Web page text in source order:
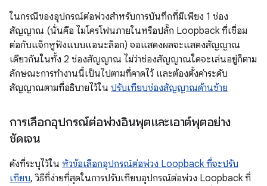
ในกรณีของอุปกรณ์ต่อพ่วงสำหรับการบันทึกที่มีเพียง 1 ช่อง
สัญญาณ (นั่นคือ ไมโครโฟนภายในหรือปลั๊ก Loopback ที่เชื่อม
ต่อกับแจ็กหูฟังแบบแอนะล็อก) จอแสดงผลจะแสดงสัญญาณ
เดียวกันในทั้ง 2 ช่องสัญญาณ ไม่ว่าช่องสัญญาณใดจะเล่นอยู่ก็ตาม
ลักษณะการทำงานนี้เป็นไปตามที่คาดไว้ และต้องตั้งค่าระดับ
สัญญาณตามที่อธิบายไว้ใน ปรับเทียบช่องสัญญาณด้านซ้าย
การเลือกอุปกรณ์ต่อพ่วงอินพุตและเอาต์พุตอย่าง
ชัดเจน
ดังที่ระบุไว้ใน หัวข้อเลือกอุปกรณ์ต่อพ่วง Loopback ที่จะปรับ
เทียบ, วิธีที่ง่ายที่สุดในการปรับเทียบอุปกรณ์ต่อพ่วง Loopback ที่